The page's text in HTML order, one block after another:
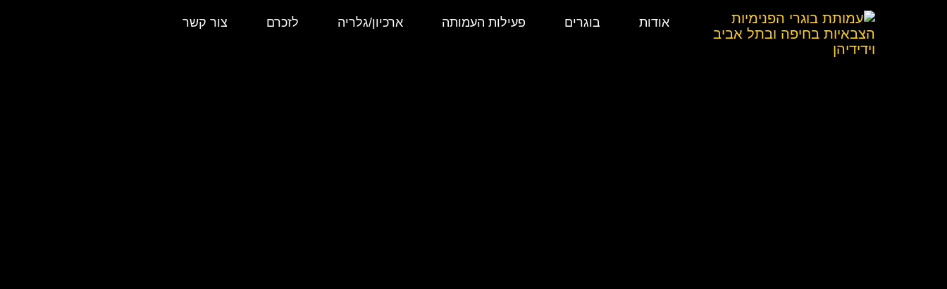
אודות בוגרים פעילות העמותה ארכיון/גלריה לזכרם צור קשר